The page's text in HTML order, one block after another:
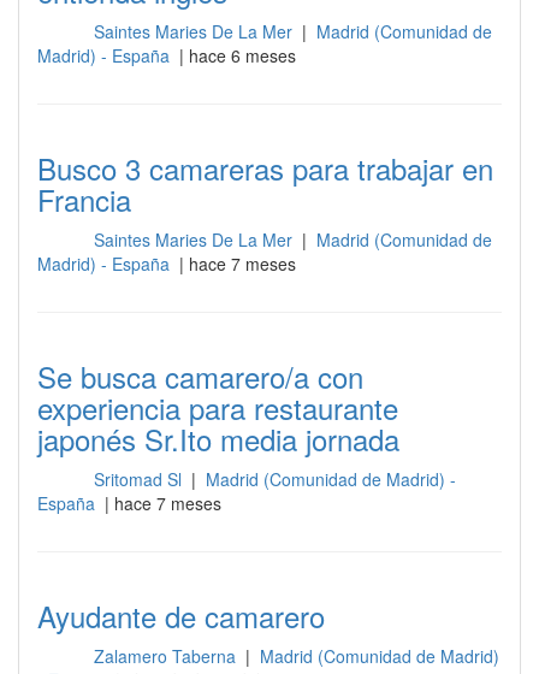
Saintes Maries De La Mer | Madrid (Comunidad de
Madrid) - España | hace 6 meses
Busco 3 camareras para trabajar en
Francia
Saintes Maries De La Mer | Madrid (Comunidad de
Madrid) - España | hace 7 meses
Se busca camarero/a con
experiencia para restaurante
japonés Sr.Ito media jornada
Sritomad Sl | Madrid (Comunidad de Madrid) -
España | hace 7 meses
Ayudante de camarero
Zalamero Taberna | Madrid (Comunidad de Madrid)